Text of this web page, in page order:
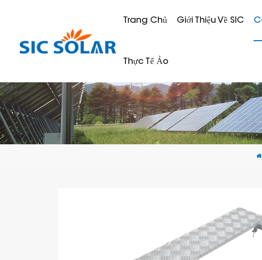
Trang Chủ Giới Thiệu Về SIC
Thực Tế Ảo